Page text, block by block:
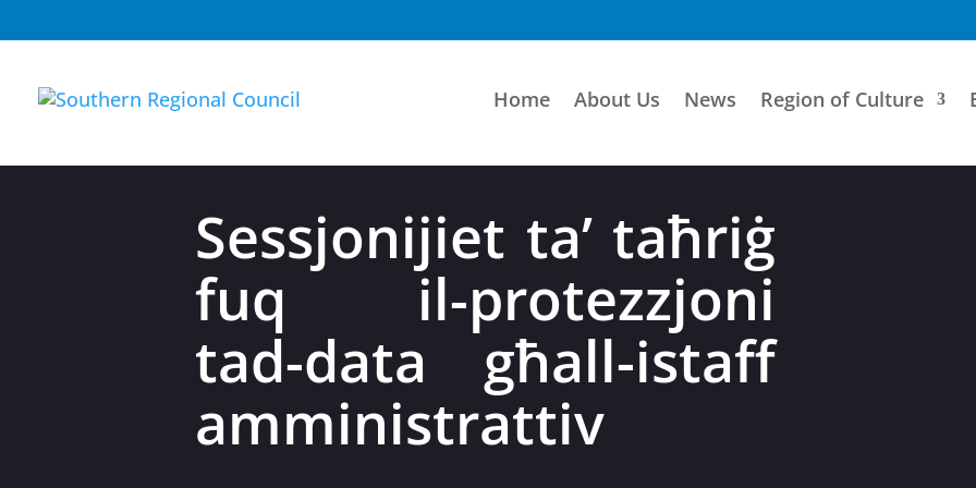
Home About Us News Region of Culture
Sessjonijiet ta’ taħriġ
fuq il-protezzjoni
tad-data għall-istaff
amministrattiv